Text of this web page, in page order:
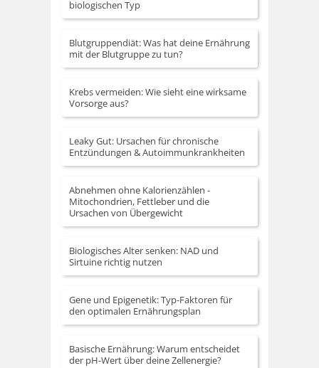
biologischen Typ
Blutgruppendiät: Was hat deine Ernährung
mit der Blutgruppe zu tun?
Krebs vermeiden: Wie sieht eine wirksame
Vorsorge aus?
Leaky Gut: Ursachen für chronische
Entzündungen & Autoimmunkrankheiten
Abnehmen ohne Kalorienzählen -
Mitochondrien, Fettleber und die
Ursachen von Übergewicht
Biologisches Alter senken: NAD und
Sirtuine richtig nutzen
Gene und Epigenetik: Typ-Faktoren für
den optimalen Ernährungsplan
Basische Ernährung: Warum entscheidet
der pH-Wert über deine Zellenergie?